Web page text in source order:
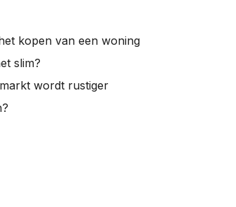
kopen van een woning
slim?
wordt rustiger